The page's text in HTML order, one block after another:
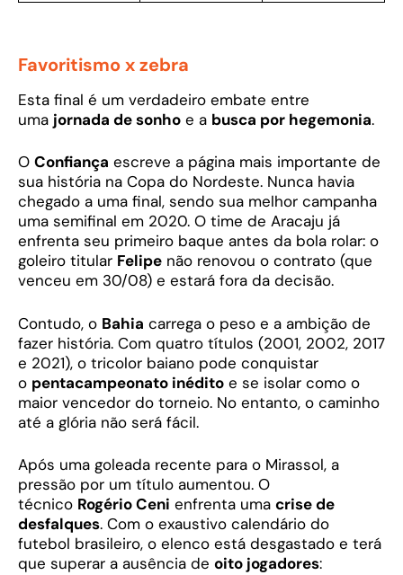
Favoritismo x zebra
Esta final é um verdadeiro embate entre
uma jornada de sonho e a busca por hegemonia.
O Confiança escreve a página mais importante de
sua história na Copa do Nordeste. Nunca havia
chegado a uma final, sendo sua melhor campanha
uma semifinal em 2020. O time de Aracaju já
enfrenta seu primeiro baque antes da bola rolar: o
goleiro titular Felipe não renovou o contrato (que
venceu em 30/08) e estará fora da decisão.
Contudo, o Bahia carrega o peso e a ambição de
fazer história. Com quatro títulos (2001, 2002, 2017
e 2021), o tricolor baiano pode conquistar
o pentacampeonato inédito e se isolar como o
maior vencedor do torneio. No entanto, o caminho
até a glória não será fácil.
Após uma goleada recente para o Mirassol, a
pressão por um título aumentou. O
técnico Rogério Ceni enfrenta uma crise de
desfalques. Com o exaustivo calendário do
futebol brasileiro, o elenco está desgastado e terá
que superar a ausência de oito jogadores: